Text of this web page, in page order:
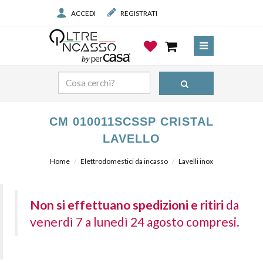
ACCEDI REGISTRATI
CM 010011SCSSP CRISTAL
LAVELLO
Home Elettrodomestici da incasso Lavelli inox
Non si effettuano spedizioni e ritiri da
venerdì 7 a lunedì 24 agosto compresi.